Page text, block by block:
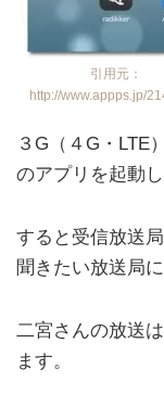
引用元：
http://www.appps.jp/
３G（４G・LTE
のアプリを起動し
すると受信放送
聞きたい放送局
二宮さんの放送
ます。